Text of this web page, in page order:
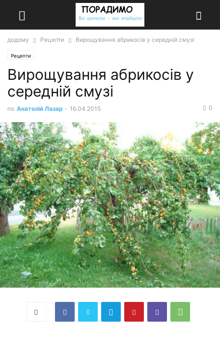
додому Рецепти Вирощування абрикосів у середній смузі
Рецепти
Вирощування абрикосів у
середній смузі
по Анатолій Лазар - 16.04.2015 0